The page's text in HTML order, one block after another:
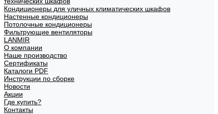
Кондиционеры для уличных климатических шкафов
Настенные кондиционеры
Потолочные кондиционеры
Фильтрующие вентиляторы
LANMIR
О компании
Наше производство
Сертификаты
Каталоги PDF
Инструкции по сборке
Новости
Акции
Где купить?
Контакты